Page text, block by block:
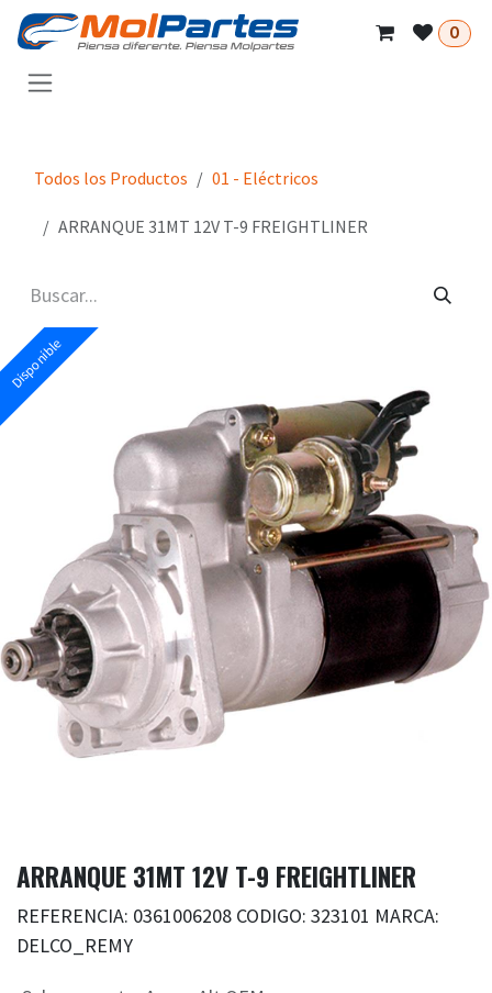
Ir al contenido
0
Todos los Productos 01 - Eléctricos
ARRANQUE 31MT 12V T-9 FREIGHTLINER
Disponible
ARRANQUE 31MT 12V T-9 FREIGHTLINER
REFERENCIA: 0361006208 CODIGO: 323101 MARCA:
DELCO_REMY